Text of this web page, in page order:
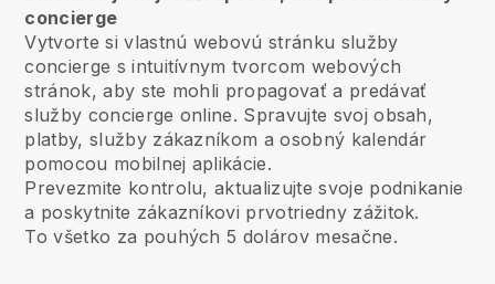
concierge
Vytvorte si vlastnú webovú stránku služby
concierge s intuitívnym tvorcom webových
stránok, aby ste mohli propagovať a predávať
služby concierge online. Spravujte svoj obsah,
platby, služby zákazníkom a osobný kalendár
pomocou mobilnej aplikácie.
Prevezmite kontrolu, aktualizujte svoje podnikanie
a poskytnite zákazníkovi prvotriedny zážitok.
To všetko za pouhých 5 dolárov mesačne.